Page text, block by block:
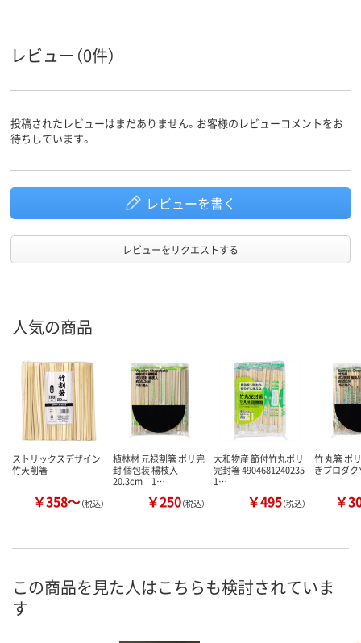
レビュー（0件）
投稿されたレビューはまだありません。お客様のレビューコメントをお
待ちしています。
レビューを書く
レビューをリクエストする
人気の商品
ストリックスデザイン
竹天削箸
￥358～（税込）
植林材 元禄割箸 ポリ完
封 個包装 楊枝入
20.3cm 1…
￥250（税込）
大和物産 節付竹丸ポリ
完封箸 4904681240235
1…
￥495（税込）
竹 丸箸 ポ
ぎプロダク
￥
この商品を見た人はこちらも検討されていま
す